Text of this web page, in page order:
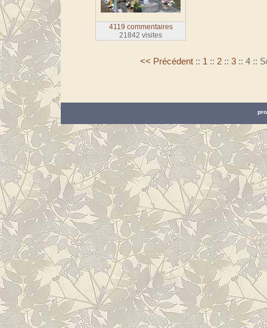
4119 commentaires
21842 visites
<< Précédent :: 1 :: 2 :: 3 :: 4 ::